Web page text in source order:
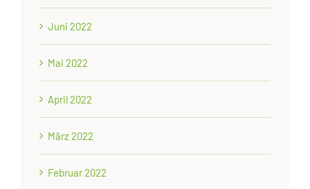
Juni 2022
Mai 2022
April 2022
März 2022
Februar 2022